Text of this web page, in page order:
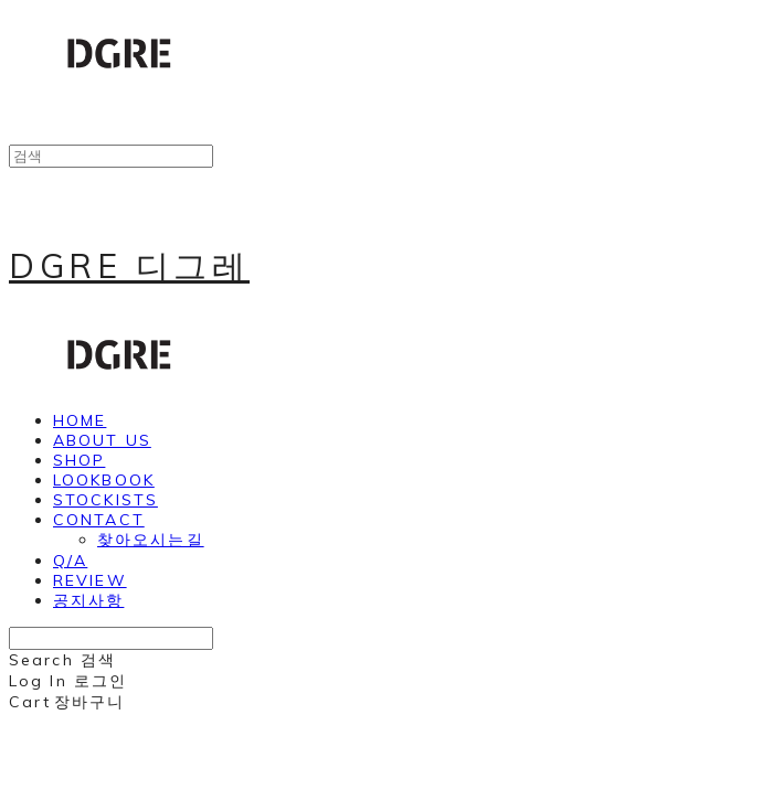
DGRE 디그레
HOME
ABOUT US
SHOP
LOOKBOOK
STOCKISTS
CONTACT
찾아오시는길
Q/A
REVIEW
공지사항
Search 검색
Log In 로그인
Cart 장바구니